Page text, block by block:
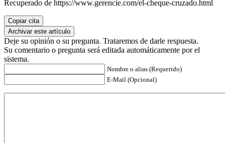
Recuperado de https://www.gerencie.com/el-cheque-cruzado.html
Copiar cita
Archivar este artículo
Deje su opinión o su pregunta. Trataremos de darle respuesta.
Su comentario o pregunta será editada automáticamente por el
sistema.
Nombre o alias (Requerido)
E-Mail (Opcional)